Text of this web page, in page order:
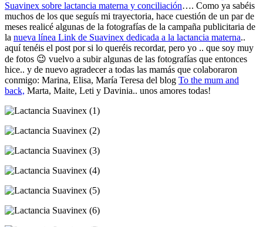
Suavinex sobre lactancia materna y conciliación…. Como ya sabéis
muchos de los que seguís mi trayectoria, hace cuestión de un par de
meses realicé algunas de la fotografías de la campaña publicitaria de
la nueva línea Link de Suavinex dedicada a la lactancia materna..
aquí tenéis el post por si lo queréis recordar, pero yo .. que soy muy
de fotos 😉 vuelvo a subir algunas de las fotografías que entonces
hice.. y de nuevo agradecer a todas las mamás que colaboraron
conmigo: Marina, Elisa, María Teresa del blog To the mum and
back, Marta, Maite, Leti y Davinia.. unos amores todas!